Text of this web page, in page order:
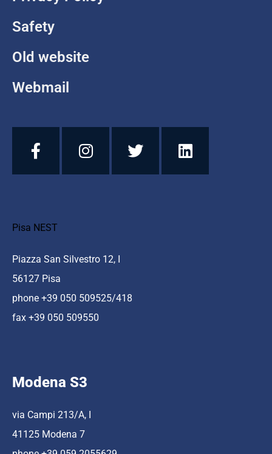
Safety
Old website
Webmail
Pisa NEST
Piazza San Silvestro 12, I
56127 Pisa
phone +39 050 509525/418
fax +39 050 509550
Modena S3
via Campi 213/A, I
41125 Modena 7